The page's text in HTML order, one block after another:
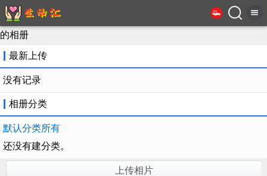
的相册
最新上传
没有记录
相册分类
默认分类所有
还没有建分类。
上传相片